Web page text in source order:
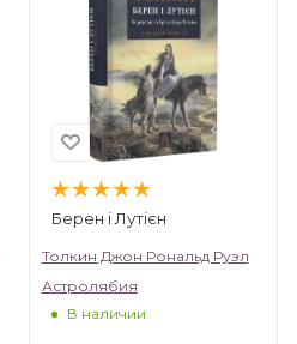
Берен і Лутієн
Толкин Джон Рональд Руэл
Астролябия
В наличии